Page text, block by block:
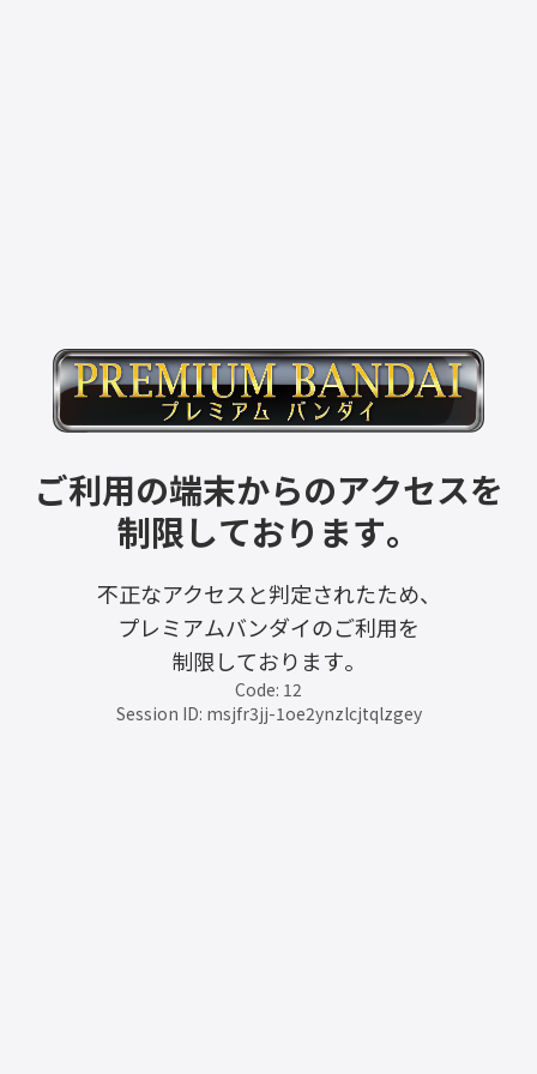
ご利用の端末からのアクセスを
制限しております。
不正なアクセスと判定されたため、
プレミアムバンダイのご利用を
制限しております。
Code: 12
Session ID: msjfr3jj-1oe2ynzlcjtqlzgey